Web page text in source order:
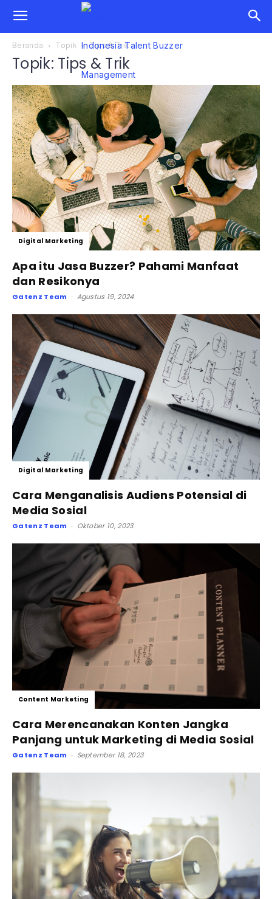
Beranda Topik Tips & Trik
Topik: Tips & Trik
Digital Marketing
Apa itu Jasa Buzzer? Pahami Manfaat
dan Resikonya
Gatenz Team - Agustus 19, 2024
Digital Marketing
Cara Menganalisis Audiens Potensial di
Media Sosial
Gatenz Team - Oktober 10, 2023
Content Marketing
Cara Merencanakan Konten Jangka
Panjang untuk Marketing di Media Sosial
Gatenz Team - September 18, 2023